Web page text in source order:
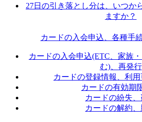
27日の引き落とし分は、いつか
ますか？
カードの入会申込、各種手
カードの入会申込(ETC、家族
む)、再発行
カードの登録情報、利
カードの有効期
カードの紛失
カードの解約、